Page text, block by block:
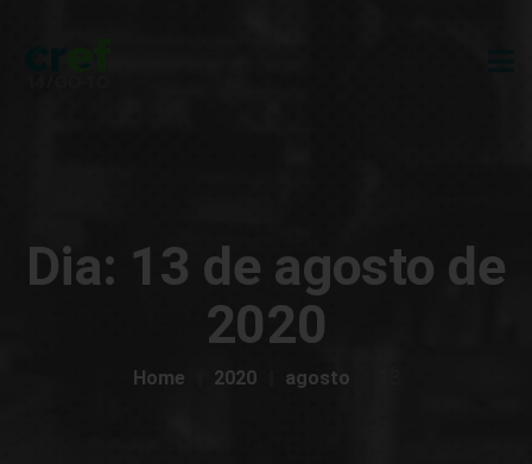
Dia: 13 de agosto de
2020
Home 2020 agosto